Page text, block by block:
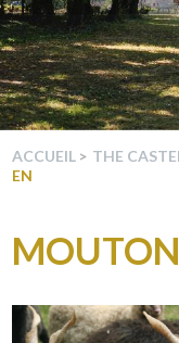
ACCUEIL THE
EN